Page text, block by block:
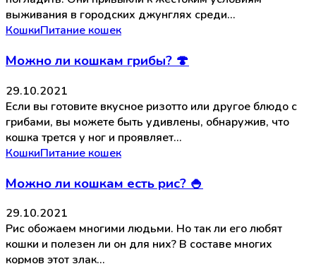
выживания в городских джунглях среди…
КошкиПитание кошек
Можно ли кошкам грибы? 🍄
29.10.2021
Если вы готовите вкусное ризотто или другое блюдо с
грибами, вы можете быть удивлены, обнаружив, что
кошка трется у ног и проявляет…
КошкиПитание кошек
Можно ли кошкам есть рис? 🍚
29.10.2021
Рис обожаем многими людьми. Но так ли его любят
кошки и полезен ли он для них? В составе многих
кормов этот злак…